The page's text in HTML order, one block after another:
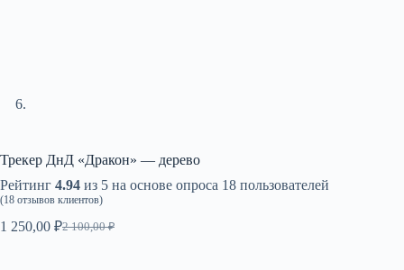
Трекер ДнД «Дракон» — дерево
Рейтинг 4.94 из 5 на основе опроса 18 пользователей
(18 отзывов клиентов)
2 100,00₽
Первоначальная
1 250,00 ₽
Текущая